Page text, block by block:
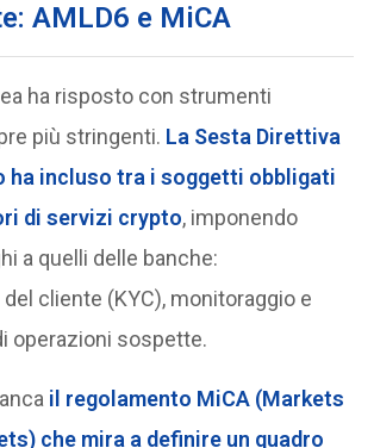
AMLD6 e MiCA
ha risposto con strumenti
più stringenti. La Sesta Direttiva
ha incluso tra i soggetti obbligati
di servizi crypto, imponendo
a quelli delle banche:
cliente (KYC), monitoraggio e
operazioni sospette.
il regolamento MiCA (Markets
che mira a definire un quadro